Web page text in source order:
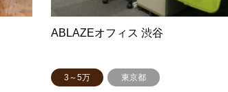
ABLAZEオフィス 渋谷
3～5万 東京都